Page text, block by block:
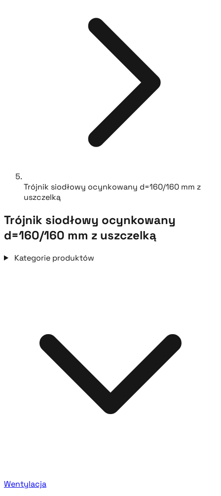
Trójnik siodłowy ocynkowany d=160/160 mm z
uszczelką
Trójnik siodłowy ocynkowany
d=160/160 mm z uszczelką
Kategorie produktów
Wentylacja